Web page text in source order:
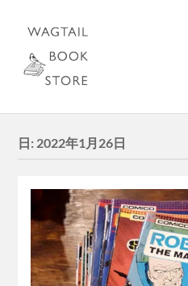
日: 2022年1月26日